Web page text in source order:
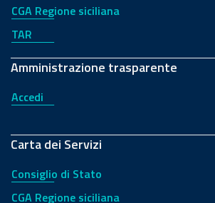
CGA Regione siciliana
TAR
Amministrazione trasparente
Accedi
Carta dei Servizi
Consiglio di Stato
CGA Regione siciliana